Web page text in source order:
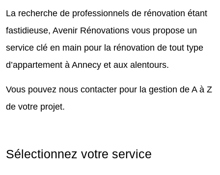
La recherche de professionnels de rénovation étant
fastidieuse, Avenir Rénovations vous propose un
service clé en main pour la rénovation de tout type
d’appartement à Annecy et aux alentours.
Vous pouvez nous contacter pour la gestion de A à Z
de votre projet.
Sélectionnez votre service